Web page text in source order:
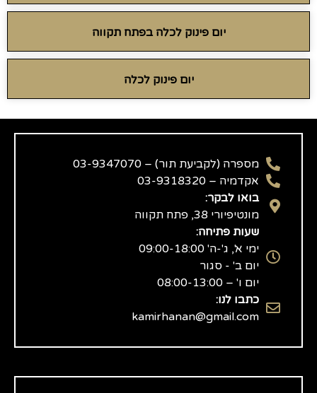
יום פינוק לכלה בפתח תקווה
יום פינוק לכלה
מספרה (לקביעת תור) – 03-9347070
אקדמיה – 03-9318320
בואו לבקר:
מונטיפיורי 38, פתח תקווה
שעות פתיחה:
ימי א', ג'-ה' 09:00-18:00
יום ב' - סגור
יום ו' – 08:00-13:00
כתבו לנו:
kamirhanan@gmail.com